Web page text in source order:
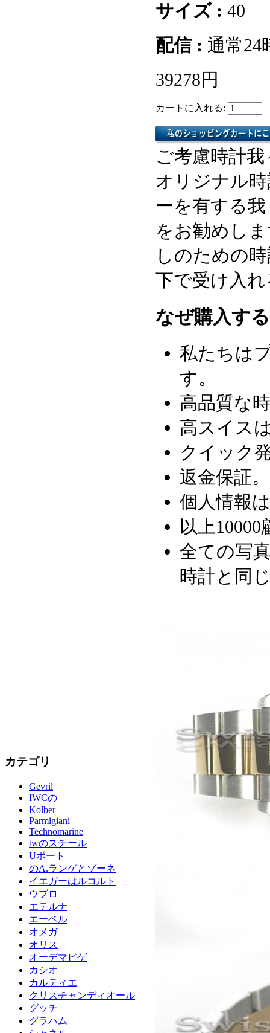
カテゴリ
Gevril
IWCの
Kolber
Parmigiani
Technomarine
twのスチール
Uボート
のA.ランゲとゾーネ
イエガーはルコルト
ウブロ
エテルナ
エーベル
オメガ
オリス
オーデマピゲ
カシオ
カルティエ
クリスチャンディオール
グッチ
グラハム
サイズ : 40
配信 : 通常24
39278円
カートに入れる:
ご考慮時計
オリジナル
ーを有する
をお勧めし
しのための
下で受け入
なぜ購入す
私たちは
す。
高品質な
高スイス
クイック
返金保証。
個人情報
以上
全ての写
時計と同